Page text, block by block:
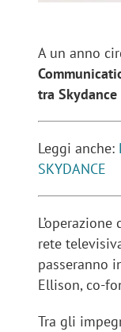
A un anno
tra
Leggi anche:
SKYDANCE
rete
passeranno
Ellison, co-
Tra gli